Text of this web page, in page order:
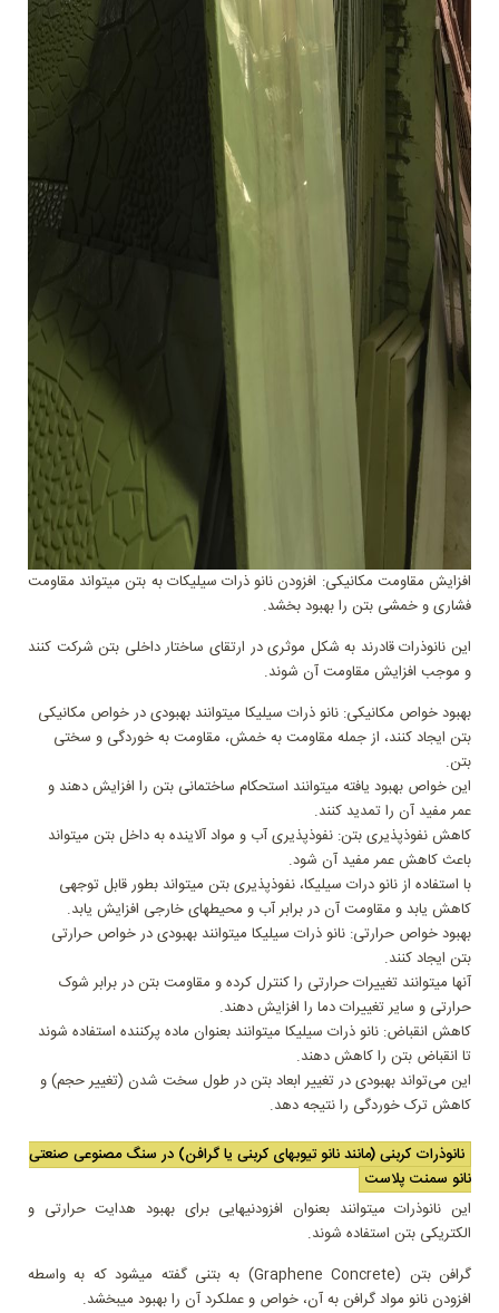
افزایش مقاومت مکانیکی: افزودن نانو ذرات سیلیکات به بتن میتواند مقاومت
فشاری و خمشی بتن را بهبود بخشد.
این نانوذرات قادرند به شکل موثری در ارتقای ساختار داخلی بتن شرکت کنند
و موجب افزایش مقاومت آن شوند.
بهبود خواص مکانیکی: نانو ذرات سیلیکا میتوانند بهبودی در خواص مکانیکی
بتن ایجاد کنند، از جمله مقاومت به خمش، مقاومت به خوردگی و سختی
بتن.
این خواص بهبود یافته میتوانند استحکام ساختمانی بتن را افزایش دهند و
عمر مفید آن را تمدید کنند.
کاهش نفوذپذیری بتن: نفوذپذیری آب و مواد آلاینده به داخل بتن میتواند
باعث کاهش عمر مفید آن شود.
با استفاده از نانو درات سیلیکا، نفوذپذیری بتن میتواند بطور قابل توجهی
کاهش یابد و مقاومت آن در برابر آب و محیطهای خارجی افزایش یابد.
بهبود خواص حرارتی: نانو ذرات سیلیکا میتوانند بهبودی در خواص حرارتی
بتن ایجاد کنند.
آنها میتوانند تغییرات حرارتی را کنترل کرده و مقاومت بتن در برابر شوک
حرارتی و سایر تغییرات دما را افزایش دهند.
کاهش انقباض: نانو ذرات سیلیکا میتوانند بعنوان ماده پرکننده استفاده شوند
تا انقباض بتن را کاهش دهند.
این می‌تواند بهبودی در تغییر ابعاد بتن در طول سخت شدن (تغییر حجم) و
کاهش ترک خوردگی را نتیجه دهد.
نانوذرات کربنی (مانند نانو تیوبهای کربنی یا گرافن) در سنگ مصنوعی صنعتی
نانو سمنت پلاست
این نانوذرات میتوانند بعنوان افزودنیهایی برای بهبود هدایت حرارتی و
الکتریکی بتن استفاده شوند.
گرافن بتن (Graphene Concrete) به بتنی گفته میشود که به واسطه
افزودن نانو مواد گرافن به آن، خواص و عملکرد آن را بهبود میبخشد.